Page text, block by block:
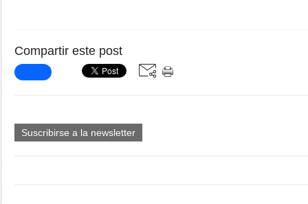
Compartir este post
Suscribirse a la newsletter